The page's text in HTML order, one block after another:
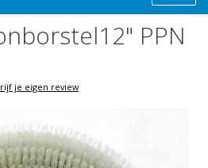
PPN
je eigen review